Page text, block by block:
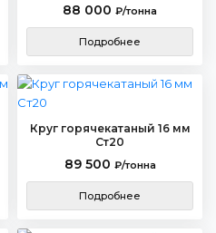
88 000 ₽/тонна
Подробнее
Круг горячекатаный 16 мм
Ст20
89 500 ₽/тонна
Подробнее